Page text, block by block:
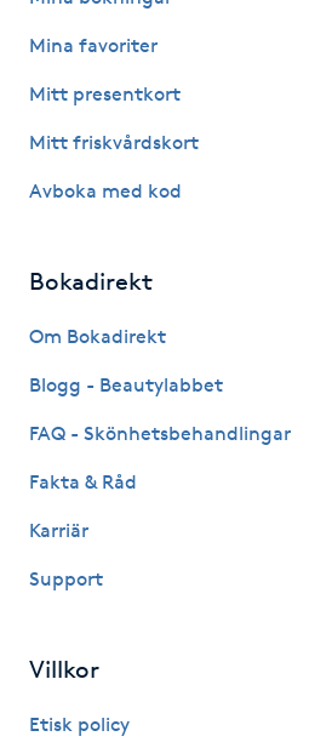
Permanent ögonbrynsmakeup
Personal shopper
Pigmentbehandling
Pigmentfläckar
Powder brows
PRP (Platelet Rich Plasma)
Mina favoriter
Mitt presentkort
Mitt friskvårdskort
Avboka med kod
Bokadirekt
Om Bokadirekt
Blogg - Beautylabbet
FAQ - Skönhetsbehandlingar
Fakta & Råd
Karriär
Support
Villkor
Etisk policy